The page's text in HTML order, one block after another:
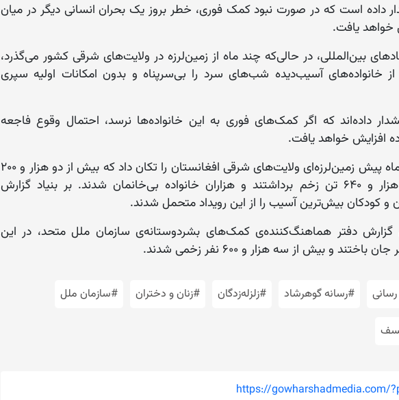
داده است که در صورت نبود کمک فوری، خطر بروز یک بحران انسانی دیگر در میان
خواهد یافت.
بین‌المللی، در حالی‌که چند ماه از زمین‌لرزه در ولایت‌های شرقی کشور می‌گذرد،
خانواده‌های آسیب‌دیده شب‌های سرد را بی‌سرپناه و بدون امکانات اولیه سپری
داده‌اند که اگر کمک‌های فوری به این خانواده‌ها نرسد، احتمال وقوع فاجعه
افزایش خواهد یافت.
قابل ذکر است که یک ماه پیش زمین‌لرزه‌ای ولایت‌های شرقی افغانستان را تکان داد که بیش از دو هزار و ۲۰۰
تن جان باختند، سه هزار و ۶۴۰ تن زخم برداشتند و هزاران خانواده بی‌خانمان شدند. بر بنیاد گزارش
و کودکان بیش‌ترین آسیب را از این رویداد متحمل شدند.
گزارش دفتر هماهنگ‌کننده‌ی کمک‌های بشردوستانه‌ی سازمان ملل متحد، در این
#رسانه گوهرشاد #زلزله‌زدگان #زنان و دختران #سازمان ملل
https://gowharshadmedia.com/